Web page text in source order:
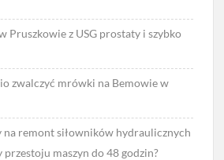
Pruszkowie z USG prostaty i szybko
zwalczyć mrówki na Bemowie w
na remont siłowników hydraulicznych
maszyn do 48 godzin?